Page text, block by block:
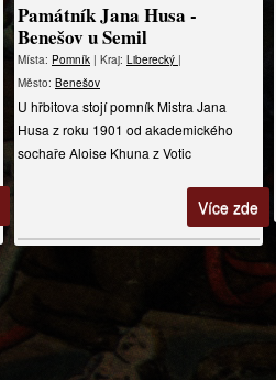
Památník Jana Husa -
Benešov u Semil
Místa: Pomník | Kraj: Liberecký |
Město: Benešov
U hřbitova stojí pomník Mistra Jana
Husa z roku 1901 od akademického
sochaře Aloise Khuna z Votic
Více zde